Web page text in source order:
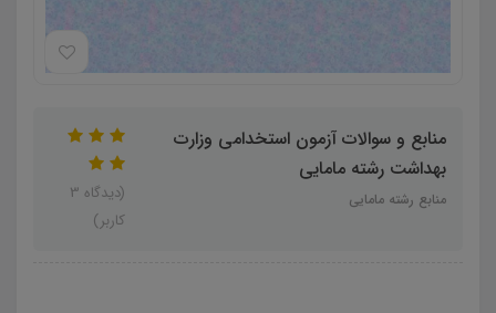
منابع و سوالات آزمون استخدامی وزارت
بهداشت رشته مامایی
منابع رشته مامایی
(دیدگاه 3
کاربر)